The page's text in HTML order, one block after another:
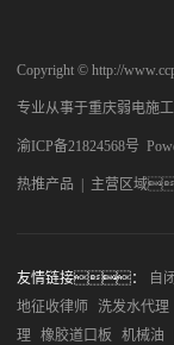
Copyright © http://
专业从事于重庆弱电施工
渝ICP备21824568号
热推产品 | 主营区域
友情链接： 自
地征收律师
洗发水代理
理
橡胶道口板 机械油